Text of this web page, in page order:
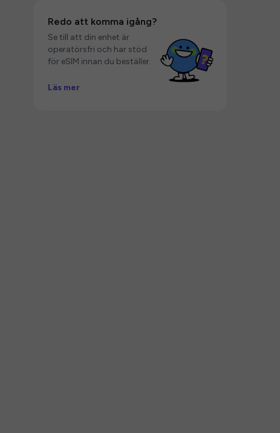
Redo att komma igång?
Se till att din enhet är
operatörsfri och har stöd
för eSIM innan du beställer.
Läs mer